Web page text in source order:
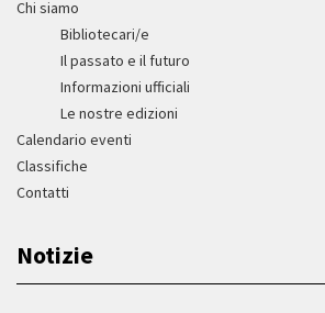
Chi siamo
Bibliotecari/e
Il passato e il futuro
Informazioni ufficiali
Le nostre edizioni
Calendario eventi
Classifiche
Contatti
Notizie